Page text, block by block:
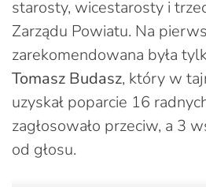
starosty, wicestarosty i
Zarządu Powiatu. Na
zarekomendowana była
Tomasz Budasz, który w
uzyskał poparcie 16
zagłosowało przeciw, a 3
od głosu.